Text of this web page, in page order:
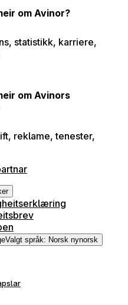
om Avinor?
statistikk, karriere,
om Avinors
reklame, tenester,
Valgt språk: Norsk nynorsk